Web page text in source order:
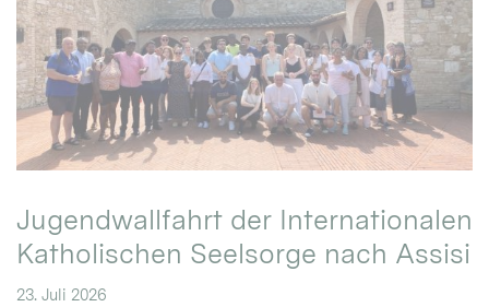
Jugendwallfahrt der Internationalen
Katholischen Seelsorge nach Assisi
23. Juli 2026